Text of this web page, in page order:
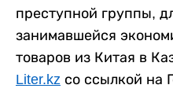
преступной группы,
занимавшейся
товаров из Китая в
Liter.kz со ссылкой на